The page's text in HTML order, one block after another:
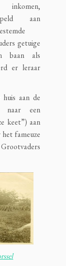
inkomen,
aan
getuige
baan als
er leraar
aan de
naar een
keet”) aan
fameuze